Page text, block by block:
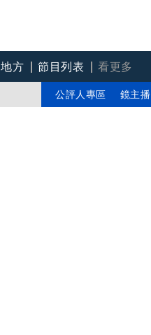
地方 節目列表
看更多
公評人專區 鏡主播